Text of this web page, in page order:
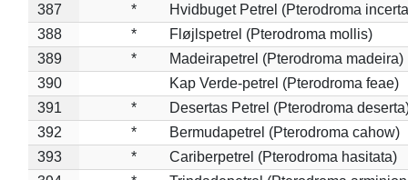
387
*
Hvidbuget Petrel (Pterodroma
388
*
Fløjlspetrel (Pterodroma mollis)
389
*
Madeirapetrel (Pterodroma madeira)
390
Kap Verde-petrel (Pterodroma feae)
391
*
Desertas Petrel (Pterodroma
392
*
Bermudapetrel (Pterodroma cahow)
393
*
Cariberpetrel (Pterodroma hasitata)